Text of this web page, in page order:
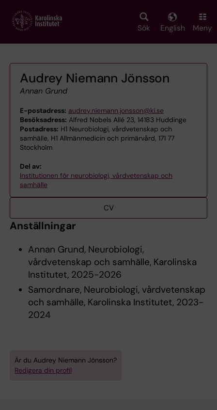
main
Sök English Meny
Audrey Niemann Jönsson
Annan Grund
E-postadress: audrey.niemann.jonsson@ki.se
Besöksadress: Alfred Nobels Allé 23, 14183 Huddinge
Postadress: H1 Neurobiologi, vårdvetenskap och
samhälle, H1 Allmänmedicin och primärvård, 171 77
Stockholm
Del av:
Institutionen för neurobiologi, vårdvetenskap och
samhälle
CV
Anställningar
Annan Grund, Neurobiologi,
vårdvetenskap och samhälle, Karolinska
Institutet, 2025-2026
Samordnare, Neurobiologi, vårdvetenskap
och samhälle, Karolinska Institutet, 2023-
2024
Är du Audrey Niemann Jönsson?
Redigera din profil